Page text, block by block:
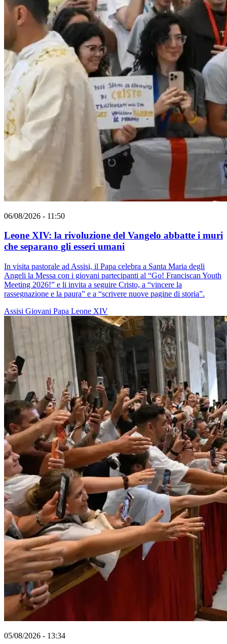
06/08/2026 - 11:50
Leone XIV: la rivoluzione del Vangelo abbatte i muri
che separano gli esseri umani
In visita pastorale ad Assisi, il Papa celebra a Santa Maria degli
Angeli la Messa con i giovani partecipanti al “Go! Franciscan Youth
Meeting 2026!” e li invita a seguire Cristo, a “vincere la
rassegnazione e la paura” e a “scrivere nuove pagine di storia”.
Assisi Giovani Papa Leone XIV
05/08/2026 - 13:34